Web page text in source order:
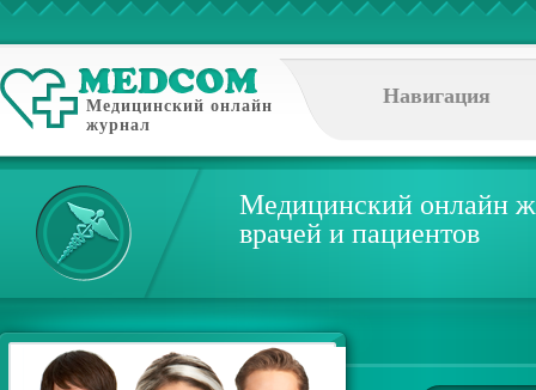
Медицинский онлайн
журнал
Навигация
Медицинский онлайн
врачей и пациентов